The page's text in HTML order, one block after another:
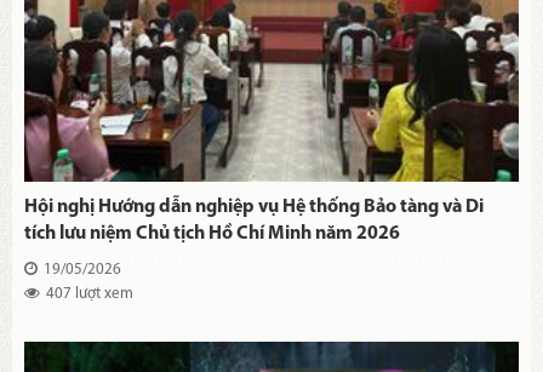
Hội nghị Hướng dẫn nghiệp vụ Hệ thống Bảo tàng và Di
tích lưu niệm Chủ tịch Hồ Chí Minh năm 2026
19/05/2026
407 lượt xem